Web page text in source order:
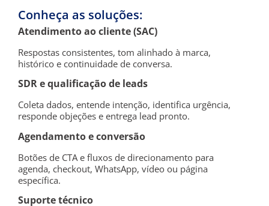
Conheça as soluções:​
Atendimento ao cliente (SAC)
Respostas consistentes, tom alinhado à marca,
histórico e continuidade de conversa.
SDR e qualificação de leads
Coleta dados, entende intenção, identifica urgência,
responde objeções e entrega lead pronto.
Agendamento e conversão
Botões de CTA e fluxos de direcionamento para
agenda, checkout, WhatsApp, vídeo ou página
específica.
Suporte técnico